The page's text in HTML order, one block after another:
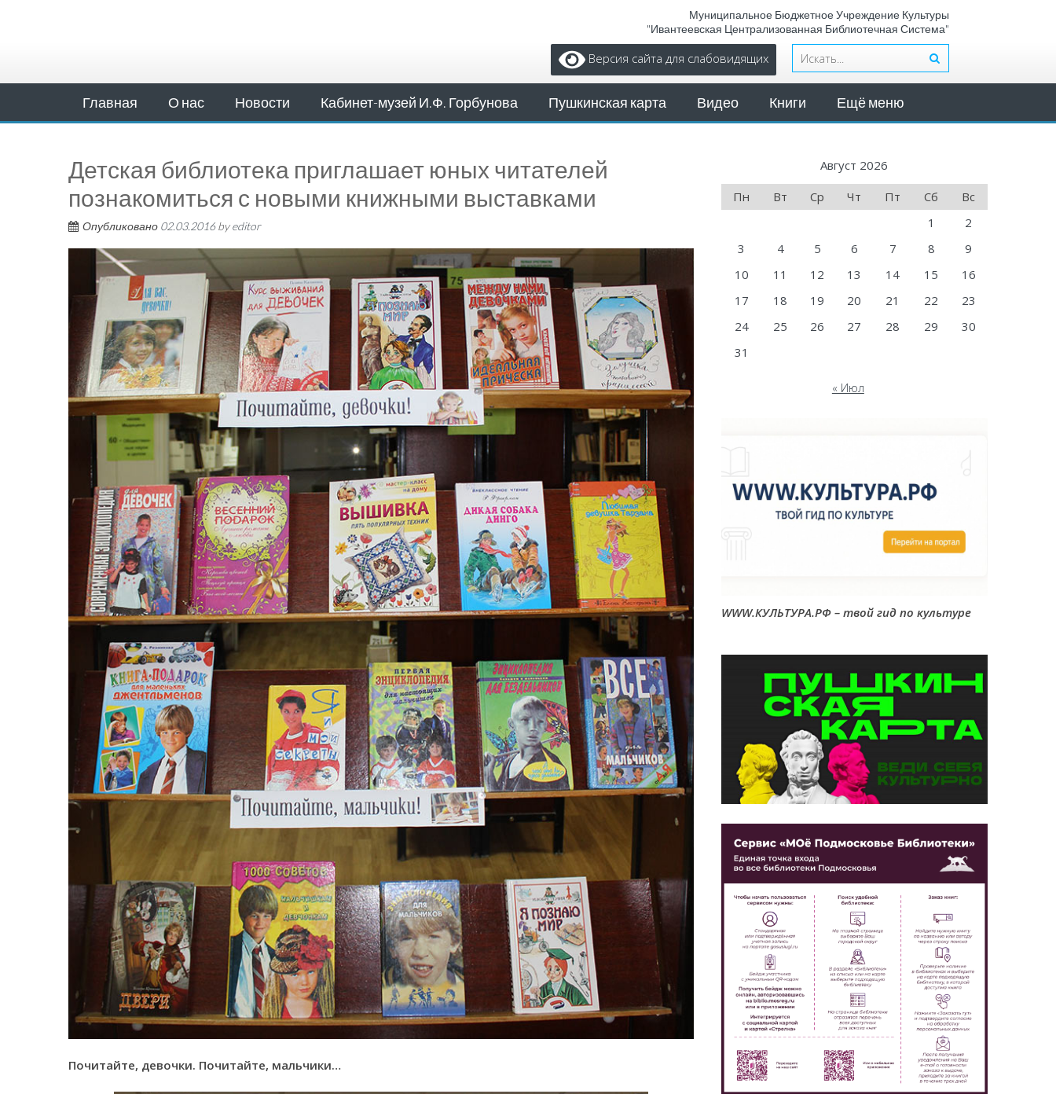
Муниципальное Бюджетное Учреждение Культуры
"Ивантеевская Централизованная Библиотечная Система"
Версия сайта для слабовидящих
Главная О нас Новости Кабинет-музей И.Ф. Горбунова Пушкинская карта Видео Книги Ещё меню
Детская библиотека приглашает юных читателей
познакомиться с новыми книжными выставками
Опубликовано 02.03.2016byeditor
Почитайте, девочки. Почитайте, мальчики…
Август 2026
Пн
Вт Ср Чт Пт Сб
Вс
1
2
3
4 5 6 7 8
9
10
11 12 13 14 15
16
17
18 19 20 21 22
23
24
25 26 27 28 29
30
31
« Июл
WWW.КУЛЬТУРА.РФ – твой гид по культуре